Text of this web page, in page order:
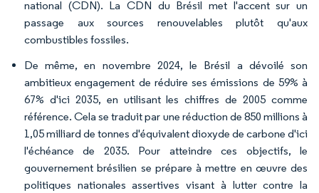
national (CDN). La CDN du Brésil met l'accent sur un
passage aux sources renouvelables plutôt qu'aux
combustibles fossiles.
De même, en novembre 2024, le Brésil a dévoilé son
ambitieux engagement de réduire ses émissions de 59% à
67% d'ici 2035, en utilisant les chiffres de 2005 comme
référence. Cela se traduit par une réduction de 850 millions à
1,05 milliard de tonnes d'équivalent dioxyde de carbone d'ici
l'échéance de 2035. Pour atteindre ces objectifs, le
gouvernement brésilien se prépare à mettre en œuvre des
politiques nationales assertives visant à lutter contre la